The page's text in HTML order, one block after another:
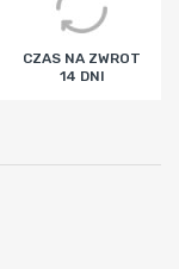
CZAS NA ZWROT
14 DNI